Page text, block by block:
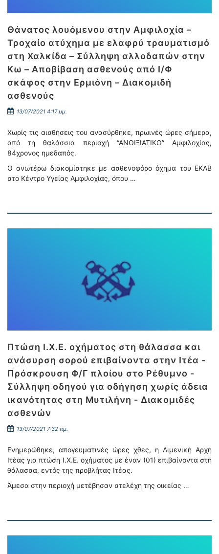
Θάνατος λουόμενου στην Αμφιλοχία –
Τροχαίο ατύχημα με ελαφρύ τραυματισμό
στη Χαλκίδα – Σύλληψη αλλοδαπών στην
Κω – Αποβίβαση ασθενούς από Ι/Φ
σκάφος στην Ερμιόνη – Διακομιδή
ασθενούς
13/07/2021 4:17 μμ.
Χωρίς τις αισθήσεις του ανασύρθηκε, πρωινές ώρες σήμερα,
από τη θαλάσσια περιοχή “ΑΝΟΙΞΙΑΤΙΚΟ” Αμφιλοχίας,
84χρονος ημεδαπός.
Ο ανωτέρω διακομίστηκε με ασθενοφόρο όχημα του ΕΚΑΒ
στο Κέντρο Υγείας Αμφιλοχίας, όπου …
Πτώση Ι.Χ.Ε. οχήματος στη θάλασσα και
ανάσυρση σορού επιβαίνοντα στην Ιτέα -
Πρόσκρουση Φ/Γ πλοίου στο Ρέθυμνο -
Σύλληψη οδηγού για οδήγηση χωρίς άδεια
ικανότητας στη Μυτιλήνη - Διακομιδές
ασθενών
13/07/2021 7:32 πμ.
Ενημερώθηκε, απογευματινές ώρες χθες, η Λιμενική Αρχή
Ιτέας για πτώση Ι.Χ.Ε. οχήματος με έναν (01) επιβαίνοντα στη
θάλασσα, εντός της προβλήτας Ιτέας.
Άμεσα στην περιοχή μετέβησαν στελέχη της οικείας …